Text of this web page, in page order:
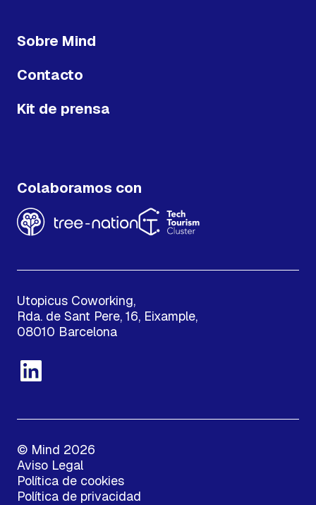
Sobre Mind
Contacto
Kit de prensa
Colaboramos con
Utopicus Coworking,
Rda. de Sant Pere, 16, Eixample,
08010 Barcelona
© Mind 2026
Aviso Legal
Política de cookies
Política de privacidad